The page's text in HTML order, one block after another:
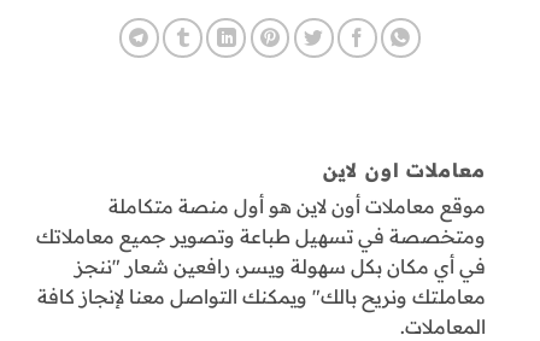
معاملات اون لاين
موقع معاملات أون لاين هو أول منصة متكاملة
ومتخصصة في تسهيل طباعة وتصوير جميع معاملاتك
في أي مكان بكل سهولة ويسر، رافعين شعار "ننجز
معاملتك ونريح بالك" ويمكنك التواصل معنا لإنجاز كافة
المعاملات.